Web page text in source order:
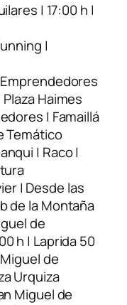
| 17:00 h |
|
Haimes
| Famaillá
Temático
| Raco |
| Desde las
de la Montaña
de
h | Laprida 50
de
Urquiza
Miguel de